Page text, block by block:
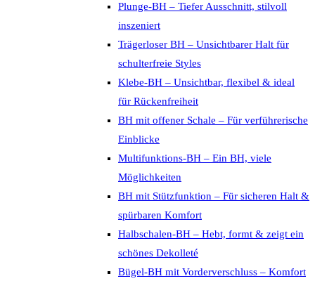
Plunge-BH – Tiefer Ausschnitt, stilvoll
inszeniert
Trägerloser BH – Unsichtbarer Halt für
schulterfreie Styles
Klebe-BH – Unsichtbar, flexibel & ideal
für Rückenfreiheit
BH mit offener Schale – Für verführerische
Einblicke
Multifunktions-BH – Ein BH, viele
Möglichkeiten
BH mit Stützfunktion – Für sicheren Halt &
spürbaren Komfort
Halbschalen-BH – Hebt, formt & zeigt ein
schönes Dekolleté
Bügel-BH mit Vorderverschluss – Komfort